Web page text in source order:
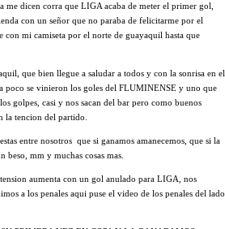
dicen corra que LIGA acaba de meter el primer gol,
con un señor que no paraba de felicitarme por el
con mi camiseta por el norte de guayaquil hasta que
que bien llegue a saludar a todos y con la sonrisa en el
poco se vinieron los goles del FLUMINENSE y uno que
golpes, casi y nos sacan del bar pero como buenos
la tencion del partido.
entre nosotros que si ganamos amanecemos, que si la
beso, mm y muchas cosas mas.
aumenta con un gol anulado para LIGA, nos
a los penales aqui puse el video de los penales del lado